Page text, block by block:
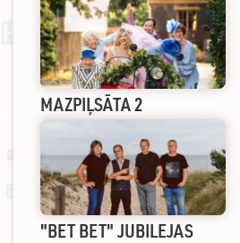
MAZPIĻSĀTA 2
"BET BET" JUBILEJAS